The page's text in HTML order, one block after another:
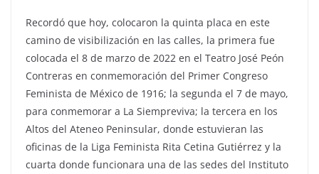
Recordó que hoy, colocaron la quinta placa en este
camino de visibilización en las calles, la primera fue
colocada el 8 de marzo de 2022 en el Teatro José Peón
Contreras en conmemoración del Primer Congreso
Feminista de México de 1916; la segunda el 7 de mayo,
para conmemorar a La Siempreviva; la tercera en los
Altos del Ateneo Peninsular, donde estuvieran las
oficinas de la Liga Feminista Rita Cetina Gutiérrez y la
cuarta donde funcionara una de las sedes del Instituto